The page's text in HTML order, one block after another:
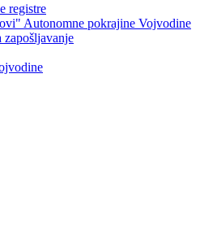
registre
Autonomne pokrajine Vojvodine
zapošljavanje